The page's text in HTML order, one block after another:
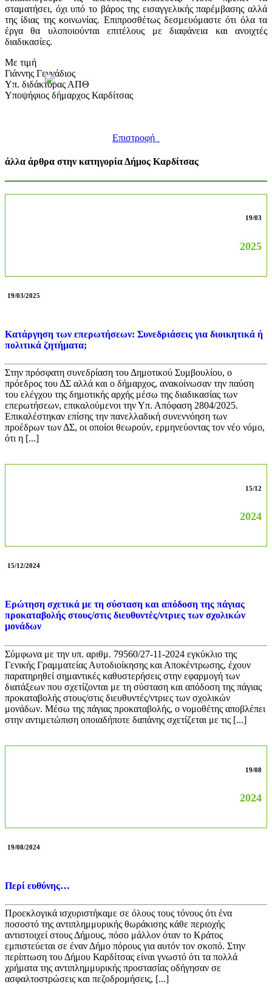
σταματήσει, όχι υπό το βάρος της εισαγγελικής παρέμβασης αλλά
της ίδιας της κοινωνίας. Επιπροσθέτως δεσμευόμαστε ότι όλα τα
έργα θα υλοποιούνται επιτέλους με διαφάνεια και ανοιχτές
διαδικασίες.
Με τιμή
Γιάννης Γεννάδιος
Υπ. διδάκτορας ΑΠΘ
Υποψήφιος δήμαρχος Καρδίτσας
Επιστροφή
άλλα άρθρα στην κατηγορία Δήμος Καρδίτσας
19/03
2025
19/03/2025
Κατάργηση των επερωτήσεων: Συνεδριάσεις για διοικητικά ή
πολιτικά ζητήματα;
Στην πρόσφατη συνεδρίαση του Δημοτικού Συμβουλίου, ο
πρόεδρος του ΔΣ αλλά και ο δήμαρχος, ανακοίνωσαν την παύση
του ελέγχου της δημοτικής αρχής μέσω της διαδικασίας των
επερωτήσεων, επικαλούμενοι την Υπ. Απόφαση 2804/2025.
Επικαλέστηκαν επίσης την πανελλαδική συνεννόηση των
προέδρων των ΔΣ, οι οποίοι θεωρούν, ερμηνεύοντας τον νέο νόμο,
ότι η [...]
15/12
2024
15/12/2024
Ερώτηση σχετικά με τη σύσταση και απόδοση της πάγιας
προκαταβολής στους/στις διευθυντές/ντριες των σχολικών
μονάδων
Σύμφωνα με την υπ. αριθμ. 79560/27-11-2024 εγκύκλιο της
Γενικής Γραμματείας Αυτοδιοίκησης και Αποκέντρωσης, έχουν
παρατηρηθεί σημαντικές καθυστερήσεις στην εφαρμογή των
διατάξεων που σχετίζονται με τη σύσταση και απόδοση της πάγιας
προκαταβολής στους/στις διευθυντές/ντριες των σχολικών
μονάδων. Μέσω της πάγιας προκαταβολής, ο νομοθέτης αποβλέπει
στην αντιμετώπιση οποιαδήποτε δαπάνης σχετίζεται με τις [...]
19/08
2024
19/08/2024
Περί ευθύνης…
Προεκλογικά ισχυριστήκαμε σε όλους τους τόνους ότι ένα
ποσοστό της αντιπλημμυρικής θωράκισης κάθε περιοχής
αντιστοιχεί στους Δήμους, πόσο μάλλον όταν το Κράτος
εμπιστεύεται σε έναν Δήμο πόρους για αυτόν τον σκοπό. Στην
περίπτωση του Δήμου Καρδίτσας είναι γνωστό ότι τα πολλά
χρήματα της αντιπλημμυρικής προστασίας οδήγησαν σε
ασφαλτοστρώσεις και πεζοδρομήσεις, [...]